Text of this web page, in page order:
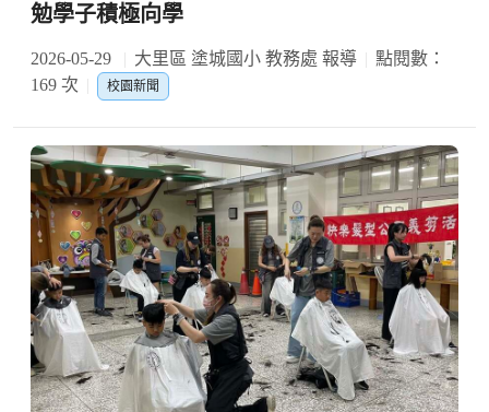
勉學子積極向學
2026-05-29 大里區 塗城國小 教務處 報導
點閱數：
169 次
校園新聞